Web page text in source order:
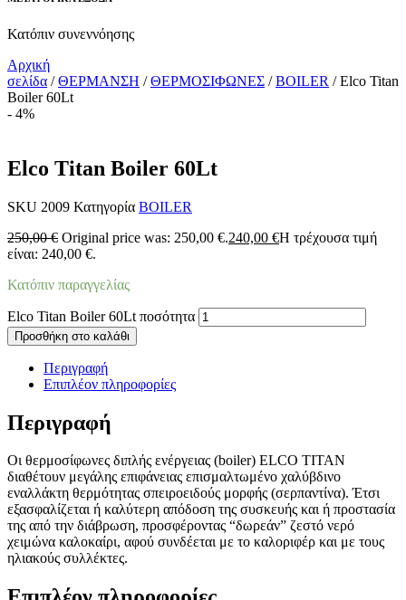
Κατόπιν συνεννόησης
Αρχική
σελίδα /ΘΕΡΜΑΝΣΗ /ΘΕΡΜΟΣΙΦΩΝΕΣ /BOILER / Elco Titan
Boiler 60Lt
- 4%
Elco Titan Boiler 60Lt
SKU 2009 Κατηγορία BOILER
250,00€ Original price was: 250,00 €.240,00 €Η τρέχουσα τιμή
είναι: 240,00 €.
Κατόπιν παραγγελίας
Elco Titan Boiler 60Lt ποσότητα
Προσθήκη στο καλάθι
Περιγραφή
Επιπλέον πληροφορίες
Περιγραφή
Οι θερμοσίφωνες διπλής ενέργειας (boiler) ELCO TITAN
διαθέτουν μεγάλης επιφάνειας επισμαλτωμένο χαλύβδινο
εναλλάκτη θερμότητας σπειροειδούς μορφής (σερπαντίνα). Έτσι
εξασφαλίζεται ή καλύτερη απόδοση της συσκευής και ή προστασία
της από την διάβρωση, προσφέροντας “δωρεάν” ζεστό νερό
χειμώνα καλοκαίρι, αφού συνδέεται με το καλοριφέρ και με τους
ηλιακούς συλλέκτες.